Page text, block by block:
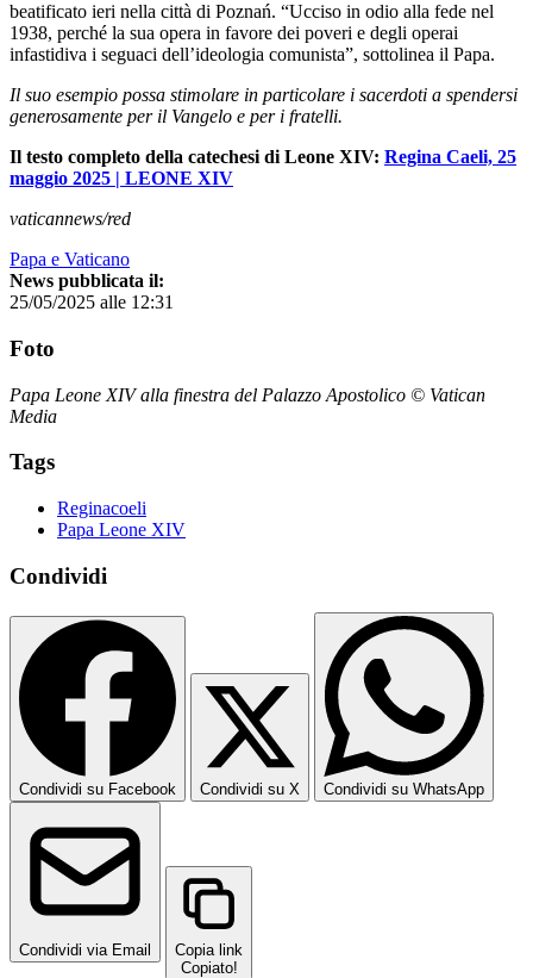
beatificato ieri nella città di Poznań. “Ucciso in odio alla fede nel
1938, perché la sua opera in favore dei poveri e degli operai
infastidiva i seguaci dell’ideologia comunista”, sottolinea il Papa.
Il suo esempio possa stimolare in particolare i sacerdoti a spendersi
generosamente per il Vangelo e per i fratelli.
Il testo completo della catechesi di Leone XIV: Regina Caeli, 25
maggio 2025 | LEONE XIV
vaticannews/red
Papa e Vaticano
News pubblicata il:
25/05/2025 alle 12:31
Foto
Papa Leone XIV alla finestra del Palazzo Apostolico © Vatican
Media
Tags
Reginacoeli
Papa Leone XIV
Condividi
Condividi su Facebook Condividi su X Condividi su WhatsApp
Condividi via Email
Copia link
Copiato!